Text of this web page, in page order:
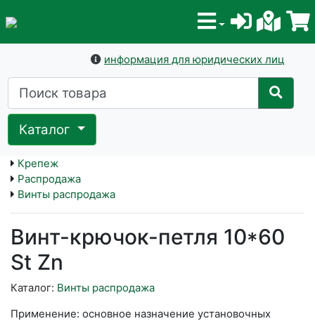
информация для юридических лиц
Каталог
Крепеж
Распродажа
Винты распродажа
Винт-крючок-петля 10*60
St Zn
Каталог: Винты распродажа
Применение: основное назначение установочных